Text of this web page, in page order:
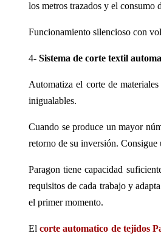
los metros trazados y el consumo
Funcionamiento silencioso con
4- Sistema de corte textil
Automatiza el corte de
inigualables.
Cuando se produce un mayor
retorno de su inversión.
Paragon tiene capacidad
requisitos de cada trabajo y
el primer momento.
Elcorte automatico de tejidos